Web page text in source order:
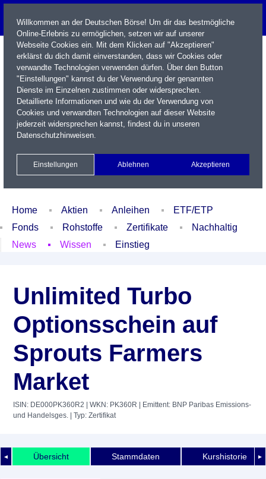
Name / WKN / ISIN / Kürzel
Xetra Realtime
Watchlist Portfolio Login
Home Aktien Anleihen
ETF/ETP
Fonds
Rohstoffe Zertifikate
Nachhaltig
News
Wissen Einstieg
Unlimited Turbo
Optionsschein auf
Sprouts Farmers
Market
ISIN: DE000PK360R2 | WKN: PK360R | Emittent: BNP Paribas Emissions-
und Handelsges. | Typ: Zertifikat
◄ ►
Übersicht Stammdaten Kurshistorie
Willkommen an der Deutschen Börse! Um dir das bestmögliche
Online-Erlebnis zu ermöglichen, setzen wir auf unserer
Webseite Cookies ein. Mit dem Klicken auf "Akzeptieren"
erklärst du dich damit einverstanden, dass wir Cookies oder
verwandte Technologien verwenden dürfen. Über den Button
"Einstellungen" kannst du der Verwendung der genannten
Dienste im Einzelnen zustimmen oder widersprechen.
Detaillierte Informationen und wie du der Verwendung von
Cookies und verwandten Technologien auf dieser Website
jederzeit widersprechen kannst, findest du in unseren
Datenschutzhinweisen.
Einstellungen Ablehnen Akzeptieren